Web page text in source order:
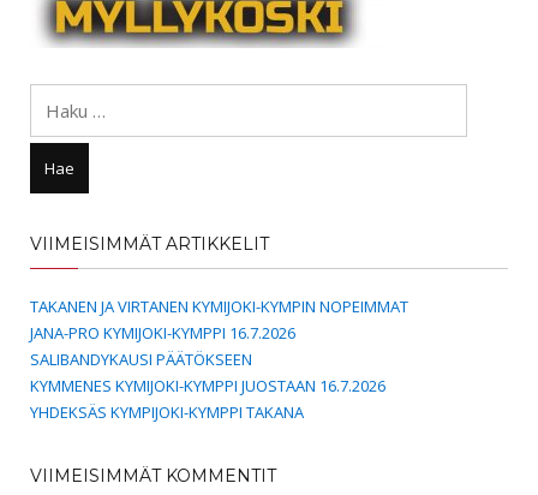
VIIMEISIMMÄT ARTIKKELIT
TAKANEN JA VIRTANEN KYMIJOKI-KYMPIN NOPEIMMAT
JANA-PRO KYMIJOKI-KYMPPI 16.7.2026
SALIBANDYKAUSI PÄÄTÖKSEEN
KYMMENES KYMIJOKI-KYMPPI JUOSTAAN 16.7.2026
YHDEKSÄS KYMPIJOKI-KYMPPI TAKANA
VIIMEISIMMÄT KOMMENTIT